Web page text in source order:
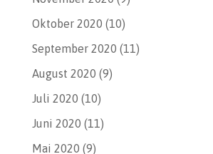
Oktober 2020 (10)
September 2020 (11)
August 2020 (9)
Juli 2020 (10)
Juni 2020 (11)
Mai 2020 (9)